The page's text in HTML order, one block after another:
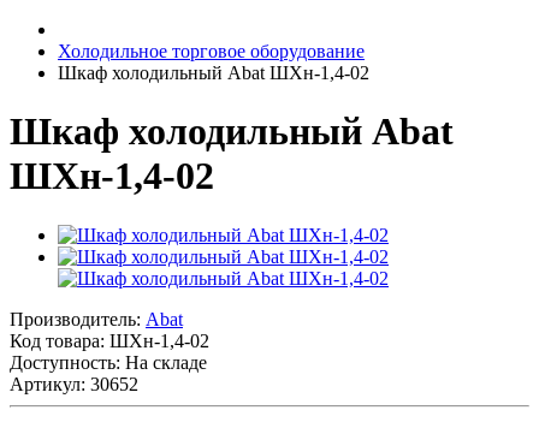
Холодильное торговое оборудование
Шкаф холодильный Abat ШХн-1,4-02
Шкаф холодильный Abat
ШХн-1,4-02
Производитель: Abat
Код товара: ШХн-1,4-02
Доступность: На складе
Артикул: 30652